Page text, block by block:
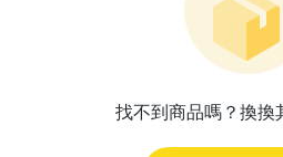
找不到商品嗎？換換